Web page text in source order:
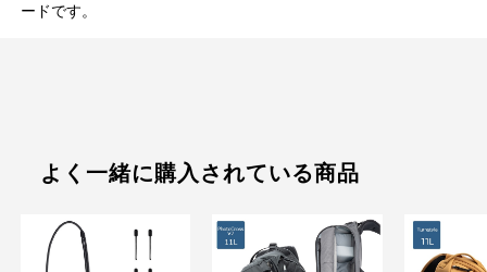
ードです。
よく一緒に購入されている商品